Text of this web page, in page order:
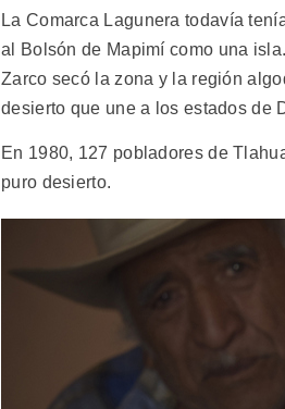
La Comarca Lagunera todavía
al Bolsón de Mapimí como una
Zarco secó la zona y la región
desierto que une a los estados de
En 1980, 127 pobladores de
puro desierto.